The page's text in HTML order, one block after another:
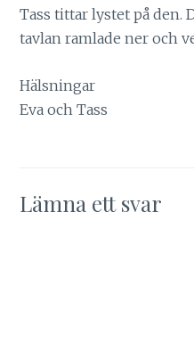
Tass tittar lystet på den.
tavlan ramlade ner och
Hälsningar
Eva och Tass
Lämna ett svar